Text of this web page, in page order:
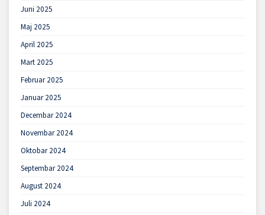
Juni 2025
Maj 2025
April 2025
Mart 2025
Februar 2025
Januar 2025
Decembar 2024
Novembar 2024
Oktobar 2024
Septembar 2024
August 2024
Juli 2024